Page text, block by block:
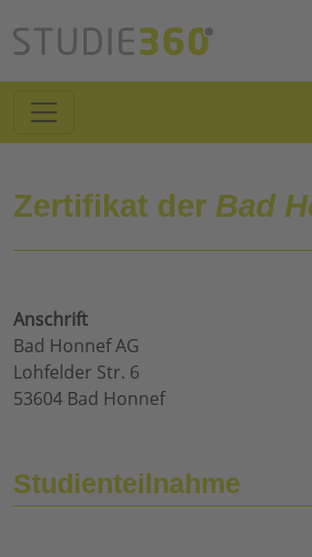
Zertifikat der Bad
Anschrift
Bad Honnef AG
Lohfelder Str. 6
53604 Bad Honnef
Studienteilnahme